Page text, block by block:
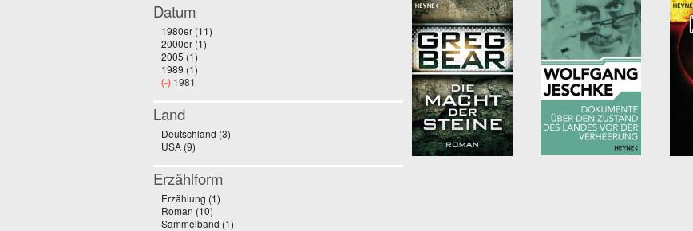
Datum
1980er (11)
2000er (1)
2005 (1)
1989 (1)
(-) Remove 1981 filter
1981
Land
Deutschland (3)
USA (9)
Erzählform
Erzählung (1)
Roman (10)
Sammelband (1)